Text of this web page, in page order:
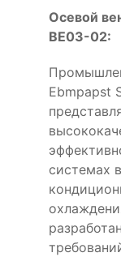
Осевой
BE03-02:
Ebmpapst
системах